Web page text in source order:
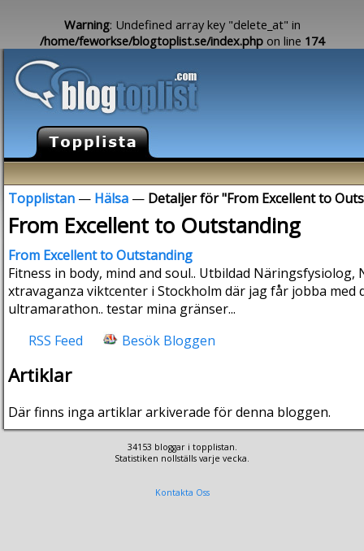
Warning: Undefined array key "delete_at" in
/home/feworkse/blogtoplist.se/index.php on line 174
Topplistan — Hälsa — Detaljer för "From Excellent to
From Excellent to Outstanding
From Excellent to Outstanding
Fitness in body, mind and soul.. Utbildad
xtravaganza viktcenter i Stockholm där jag får jobba
ultramarathon.. testar mina gränser...
RSS Feed
Besök Bloggen
Artiklar
Där finns inga artiklar arkiverade för denna bloggen.
34153 bloggar i topplistan.
Statistiken nollställs varje vecka.
Kontakta Oss